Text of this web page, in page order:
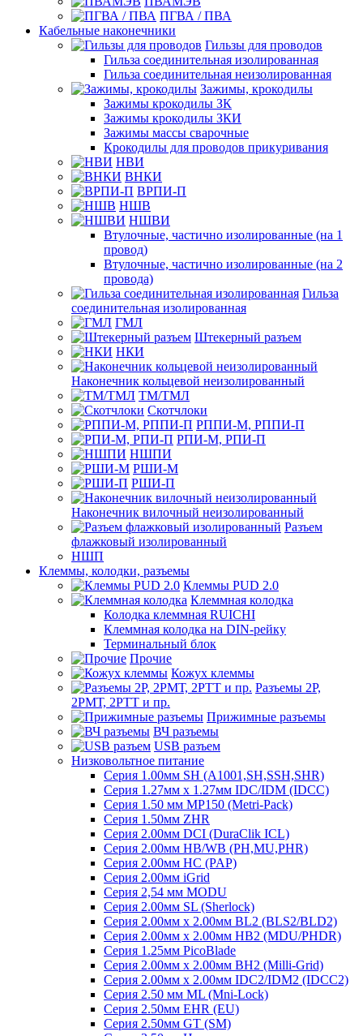
ПГВА / ПВА
Кабельные наконечники
Гильзы для проводов
Гильза соединительная изолированная
Гильза соединительная неизолированная
Зажимы, крокодилы
Зажимы крокодилы ЗК
Зажимы крокодилы ЗКИ
Зажимы массы сварочные
Крокодилы для проводов прикуривания
НВИ
ВНКИ
ВРПИ-П
НШВ
НШВИ
Втулочные, частично изолированные (на 1
провод)
Втулочные, частично изолированные (на 2
провода)
Гильза
соединительная изолированная
ГМЛ
Штекерный разъем
НКИ
Наконечник кольцевой неизолированный
ТМ/ТМЛ
Скотчлоки
РППИ-М, РППИ-П
РПИ-М, РПИ-П
НШПИ
РШИ-М
РШИ-П
Наконечник вилочный неизолированный
Разъем
флажковый изолированный
НШП
Клеммы, колодки, разъемы
Клеммы PUD 2.0
Клеммная колодка
Колодка клеммная RUICHI
Клеммная колодка на DIN-рейку
Терминальный блок
Прочие
Кожух клеммы
Разъемы 2Р,
2РМТ, 2РТТ и пр.
Прижимные разъемы
ВЧ разъемы
USB разъем
Низковольтное питание
Серия 1.00мм SH (A1001,SH,SSH,SHR)
Серия 1.27мм x 1.27мм IDC/IDM (IDCC)
Серия 1.50 мм MP150 (Metri-Pack)
Серия 1.50мм ZHR
Серия 2.00мм DCI (DuraClik ICL)
Серия 2.00мм HB/WB (PH,MU,PHR)
Серия 2.00мм HC (PAP)
Серия 2.00мм iGrid
Серия 2,54 мм MODU
Серия 2.00мм SL (Sherlock)
Серия 2.00мм x 2.00мм BL2 (BLS2/BLD2)
Серия 2.00мм x 2.00мм HB2 (MDU/PHDR)
Серия 1.25мм PicoBlade
Серия 2.00мм х 2.00мм BH2 (Milli-Grid)
Серия 2.00мм х 2.00мм IDC2/IDM2 (IDCC2)
Серия 2.50 мм ML (Mni-Lock)
Серия 2.50мм EHR (EU)
Серия 2.50мм GT (SM)